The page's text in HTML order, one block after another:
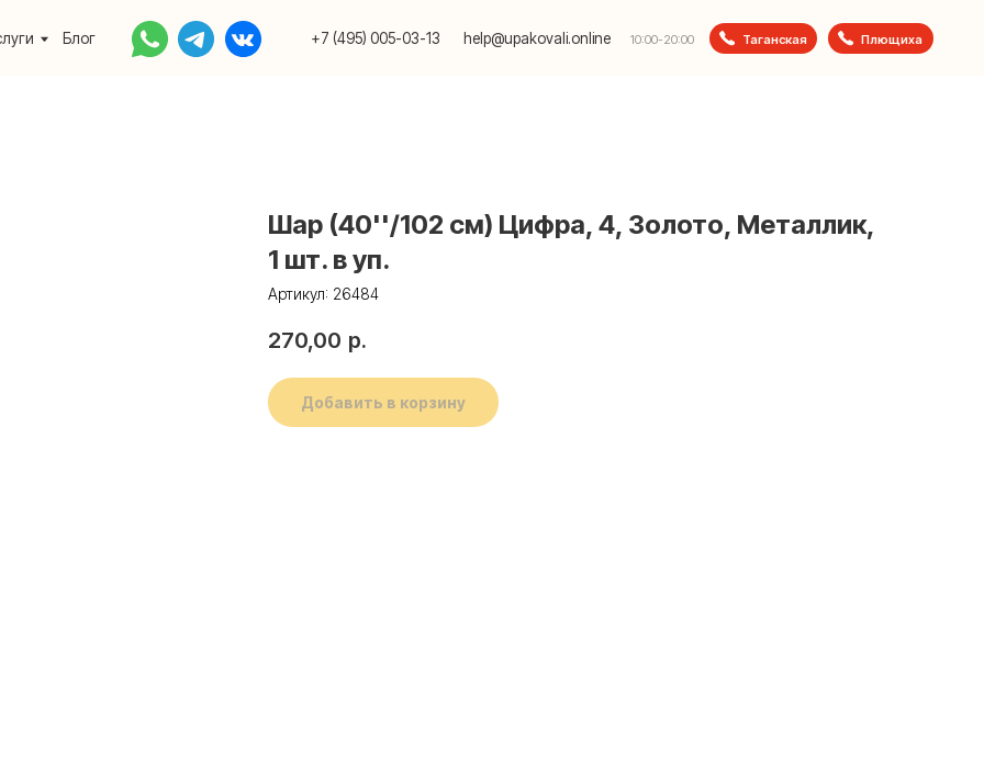
+7 (495) 005-03-13 10:00-20:00
Блог help@upakovali.online Таганская Плющиха
Шар (40''/102 см) Цифра, 4, Золото, Металлик,
1 шт. в уп.
Артикул: 26484
270,00 р.
Добавить в корзину